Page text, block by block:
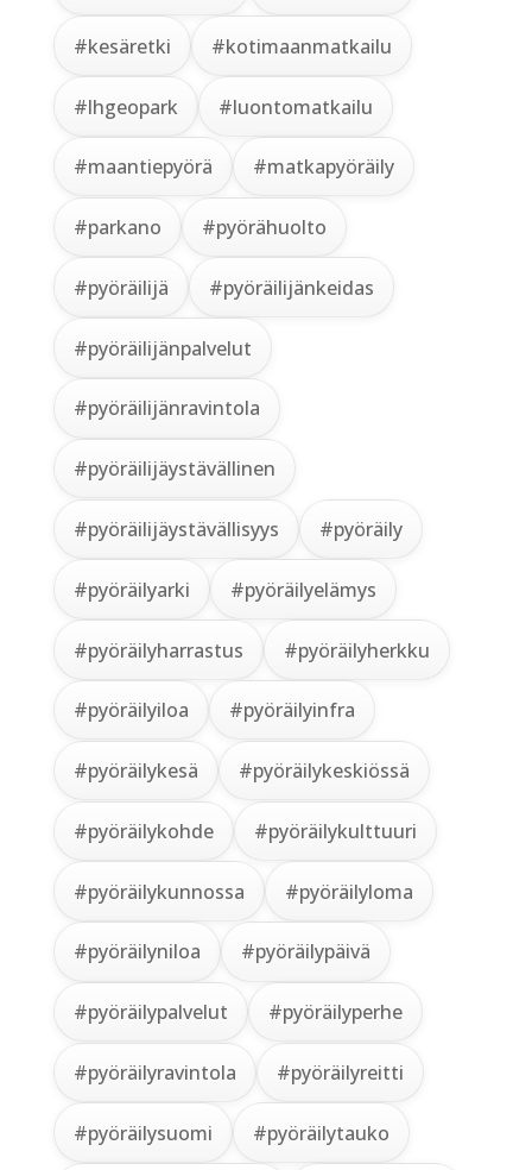
#kesäretki #kotimaanmatkailu
#lhgeopark #luontomatkailu
#maantiepyörä #matkapyöräily
#parkano #pyörähuolto
#pyöräilijä #pyöräilijänkeidas
#pyöräilijänpalvelut
#pyöräilijänravintola
#pyöräilijäystävällinen
#pyöräilijäystävällisyys #pyöräily
#pyöräilyarki #pyöräilyelämys
#pyöräilyharrastus #pyöräilyherkku
#pyöräilyiloa #pyöräilyinfra
#pyöräilykesä #pyöräilykeskiössä
#pyöräilykohde #pyöräilykulttuuri
#pyöräilykunnossa #pyöräilyloma
#pyöräilyniloa #pyöräilypäivä
#pyöräilypalvelut #pyöräilyperhe
#pyöräilyravintola #pyöräilyreitti
#pyöräilysuomi #pyöräilytauko